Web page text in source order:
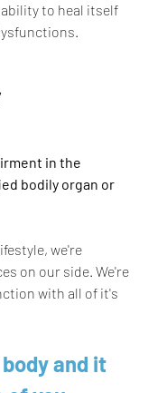
to heal itself
in the
bodily organ or
we're
on our side. We're
with all of it's
and it